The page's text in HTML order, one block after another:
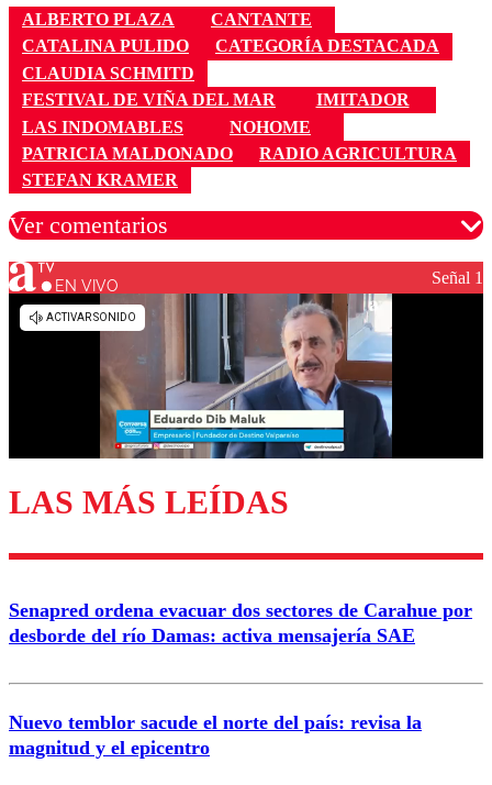
ALBERTO PLAZA
CANTANTE
CATALINA PULIDO
CATEGORÍA DESTACADA
CLAUDIA SCHMITD
FESTIVAL DE VIÑA DEL MAR
IMITADOR
LAS INDOMABLES
NOHOME
PATRICIA MALDONADO
RADIO AGRICULTURA
STEFAN KRAMER
Ver comentarios
Los comentarios son moderados para garantizar un
diálogo respetuoso.
Enviar comentario
EN VIVO Señal 1
LAS MÁS LEÍDAS
Senapred ordena evacuar dos sectores de Carahue por
desborde del río Damas: activa mensajería SAE
Nuevo temblor sacude el norte del país: revisa la
magnitud y el epicentro